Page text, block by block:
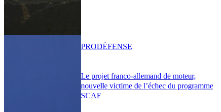
Le projet franco-allemand de moteur,
nouvelle victime de l’échec du programme
SCAF
PRODÉFENSE